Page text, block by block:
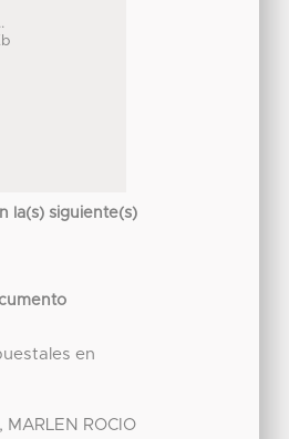
la(s) siguiente(s)
en
MARLEN ROCIO